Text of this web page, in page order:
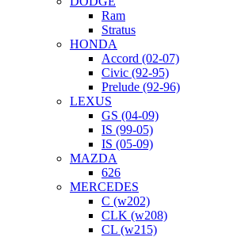
Ram
Stratus
HONDA
Accord (02-07)
Civic (92-95)
Prelude (92-96)
LEXUS
GS (04-09)
IS (99-05)
IS (05-09)
MAZDA
626
MERCEDES
C (w202)
CLK (w208)
CL (w215)